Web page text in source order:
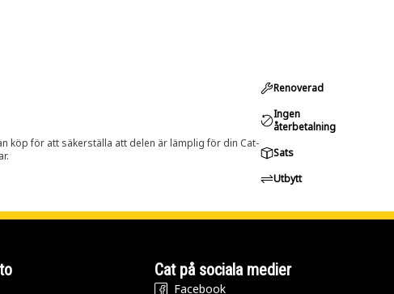
köp för att säkerställa att delen är lämplig för din Cat-
Renoverad
Ingen
återbetalning
Sats
Utbytt
Cat på sociala medier
Facebook